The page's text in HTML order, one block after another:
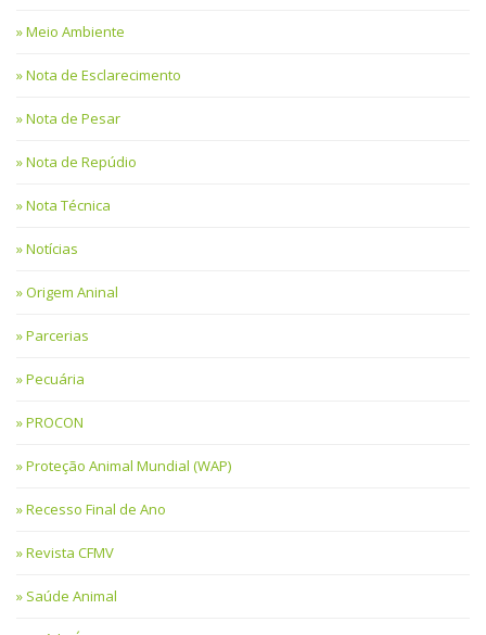
Meio Ambiente
Nota de Esclarecimento
Nota de Pesar
Nota de Repúdio
Nota Técnica
Notícias
Origem Aninal
Parcerias
Pecuária
PROCON
Proteção Animal Mundial (WAP)
Recesso Final de Ano
Revista CFMV
Saúde Animal